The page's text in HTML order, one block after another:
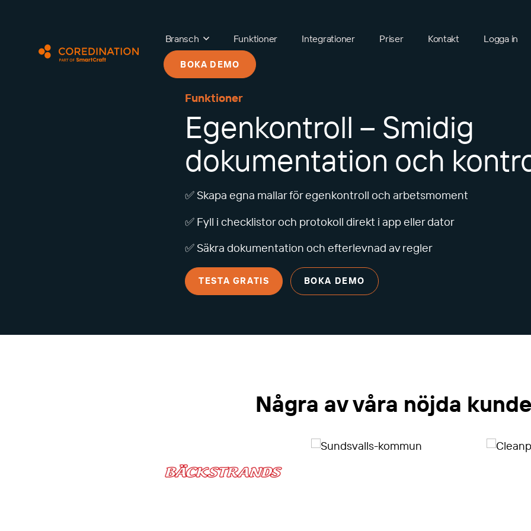
Bransch Funktioner Integrationer Priser Kontakt Logga in
BOKA DEMO
Funktioner
Egenkontroll – Smidig
dokumentation och
✅ Skapa egna mallar för egenkontroll och arbetsmoment
✅ Fyll i checklistor och protokoll direkt i app eller dator
✅ Säkra dokumentation och efterlevnad av regler
TESTA GRATIS BOKA DEMO
Några av våra nöjda